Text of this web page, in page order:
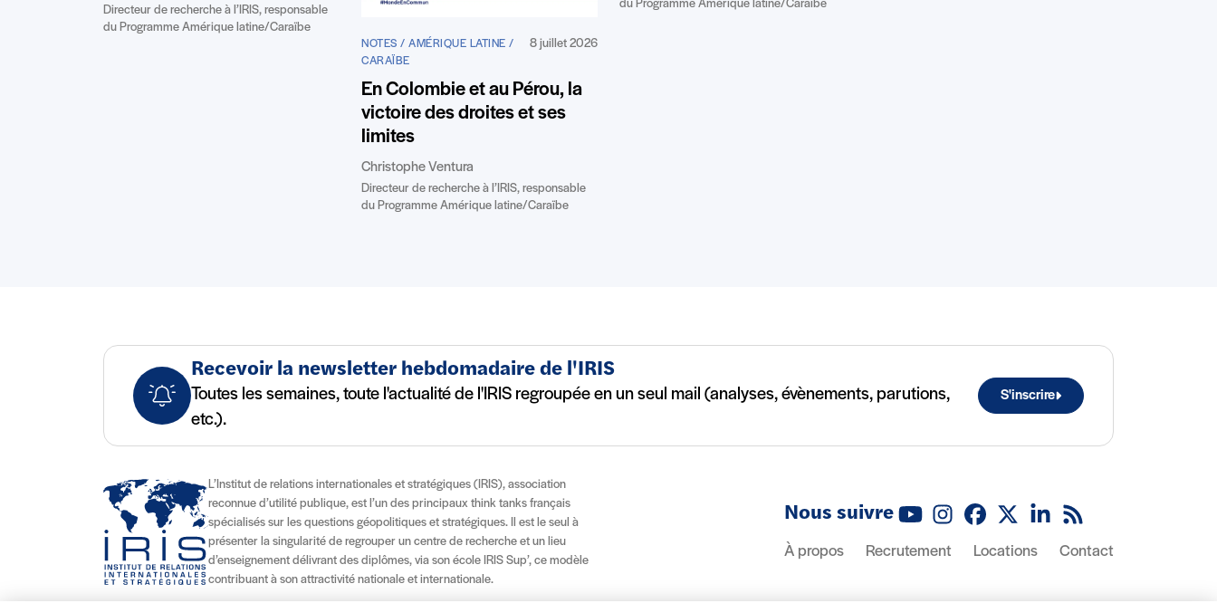
Directeur de recherche à l’IRIS, responsable
du Programme Amérique latine/Caraïbe
NOTES / AMÉRIQUE LATINE /
CARAÏBE
8 juillet 2026
En Colombie et au Pérou, la
victoire des droites et ses
limites
Christophe Ventura
Directeur de recherche à l’IRIS, responsable
du Programme Amérique latine/Caraïbe
du Programme Amérique latine/Caraïbe
Recevoir la newsletter hebdomadaire de l'IRIS
Toutes les semaines, toute l'actualité de l'IRIS regroupée en un seul mail (analyses, évènements, parutions,
etc.).
S'inscrire
L’Institut de relations internationales et stratégiques (IRIS), association
reconnue d’utilité publique, est l’un des principaux think tanks français
spécialisés sur les questions géopolitiques et stratégiques. Il est le seul à
présenter la singularité de regrouper un centre de recherche et un lieu
d’enseignement délivrant des diplômes, via son école IRIS Sup’, ce modèle
contribuant à son attractivité nationale et internationale.
Nous suivre YoutubeInstagramFacebookX (Twitter)
LinkedinFlux RSS
À propos Recrutement Locations Contact